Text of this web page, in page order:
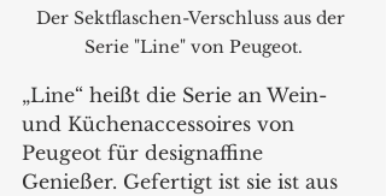
Der Sektflaschen-Verschluss aus der
Serie "Line" von Peugeot.
„Line“ heißt die Serie an Wein-
und Küchenaccessoires von
Peugeot für designaffine
Genießer. Gefertigt ist sie ist aus